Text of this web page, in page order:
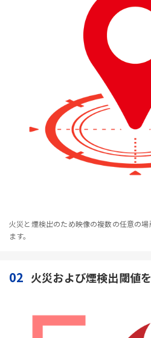
火災と煙検出のため映像の複数の任意の
ます。
02 火災および煙検出閾値